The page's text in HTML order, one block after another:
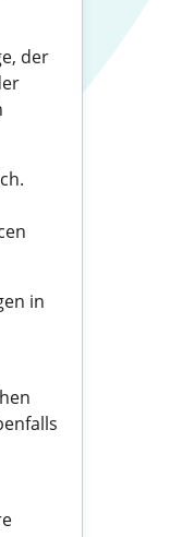
der
in